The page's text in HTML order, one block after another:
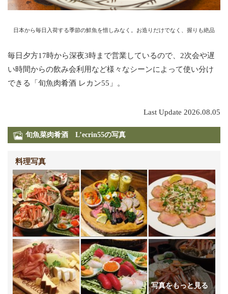
日本から毎日入荷する季節の鮮魚を惜しみなく。お造りだけでなく、握りも絶品
毎日夕方17時から深夜3時まで営業しているので、2次会や遅
い時間からの飲み会利用など様々なシーンによって使い分け
できる「旬魚肉肴酒 レカン55」。
Last Update 2026.08.05
旬魚菜肉肴酒 L’ecrin55の写真
料理写真